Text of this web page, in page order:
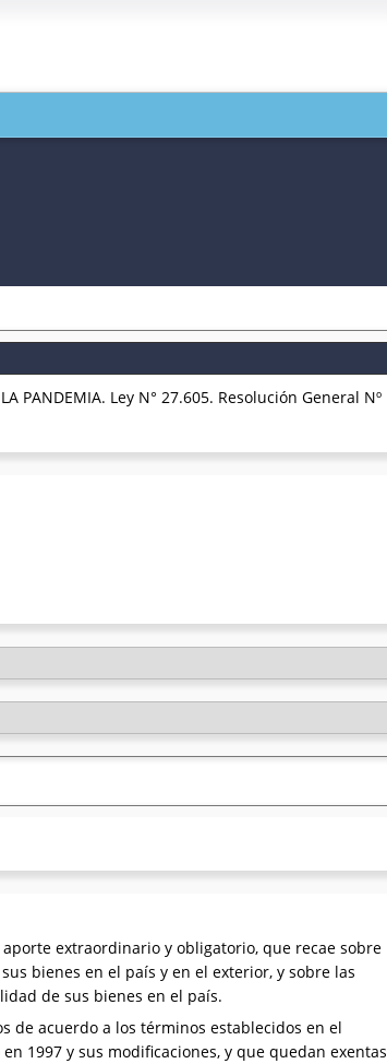
LA PANDEMIA. Ley N° 27.605. Resolución General Nº
extraordinario y obligatorio, que recae sobre
bienes en el país y en el exterior, y sobre las
de sus bienes en el país.
de acuerdo a los términos establecidos en el
1997 y sus modificaciones, y que quedan exentas